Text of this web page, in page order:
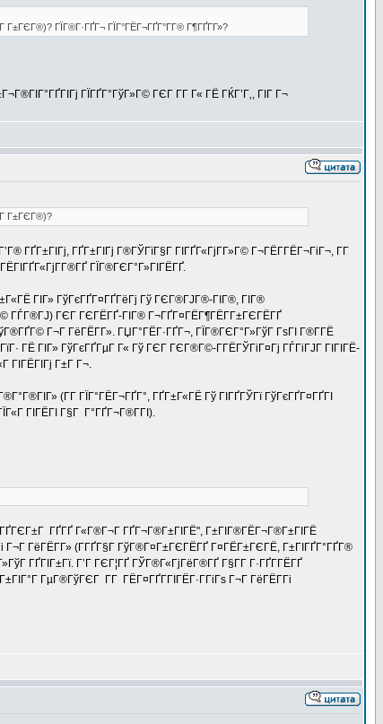
Г±ГЄГ®)? ГЇГ®Г·ГҐГ¬ ГЇГ°ГЁГ¬ГҐГ°Г­Г® Г¶ГҐГ­Г»?
ГЇГҐГ°ГўГ»Г© ГЄГ Г­Г Г« ГЁ ГЌГ’Г‚, ГІГ Г¬
Г±ГЄГ®)?
ГҐГ±ГІГј, ГҐГ±ГІГј Г®ГЎГїГ§Г ГІГҐГ«ГјГ­Г»Г© Г¬ГЁГ­ГЁГ¬ГіГ¬, Г­Г
ГЇГ®ГЄГ°Г»ГІГЁГҐ.
ГІГ» ГўГєГҐГ¤ГҐГёГј Гў ГЄГ®ГЈГ®-ГІГ®, ГІГ®
ГЃГ®ГЈ) ГЄГ ГЄГЁГҐ-ГІГ® Г¬ГҐГ¤ГЁГ¶ГЁГ­Г±ГЄГЁГҐ
Г¬Г ГёГЁГ­Г». ГЏГ°ГЁГ·ГҐГ¬, ГЇГ®ГЄГ°Г»ГўГ ГѕГІ Г®Г­ГЁ
ГЁ ГІГ» ГўГєГҐГµГ Г« Гў ГЄГ ГЄГ®Г©-Г­ГЁГЎГіГ¤Гј ГЃГіГЈГ ГІГІГЁ-
ГІГЁГІГј Г±Г Г¬.
(Г­Г ГЇГ°ГЁГ¬ГҐГ°, ГҐГ±Г«ГЁ Гў ГІГҐГЎГї ГўГєГҐГ¤ГҐГІ
ГІГЁГІ Г§Г Г°ГҐГ¬Г®Г­ГІ).
ГҐГҐ Г«Г®Г¬Г ГҐГ¬Г®Г±ГІГЁ", Г±ГІГ®ГЁГ¬Г®Г±ГІГЁ
Г¬Г ГёГЁГ­Г» (Г­ГҐГ§Г ГўГ®Г¤Г±ГЄГЁГҐ Г¤ГЁГ±ГЄГЁ, Г±ГІГҐГ°ГҐГ®
ГҐГІГ±Гї. Г’Г ГЄГ¦ГҐ ГЎГ®Г«ГјГёГ®ГҐ Г§Г­Г Г·ГҐГ­ГЁГҐ
ГµГ®ГўГЄГ Г­Г ГЁГ¤ГҐГ­ГІГЁГ·Г­ГіГѕ Г¬Г ГёГЁГ­Гі